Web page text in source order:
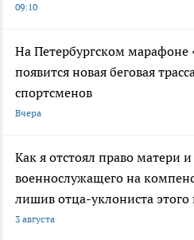
09:10
На Петербургском
появится новая беговая
спортсменов
Вчера
Как я отстоял право матери
военнослужащего на
лишив отца-уклониста этого
3 августа